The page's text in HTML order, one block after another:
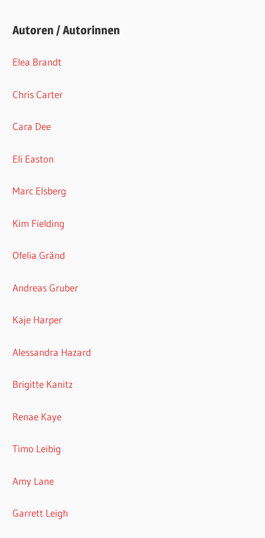
Autoren / Autorinnen
Elea Brandt
Chris Carter
Cara Dee
Eli Easton
Marc Elsberg
Kim Fielding
Ofelia Gränd
Andreas Gruber
Kaje Harper
Alessandra Hazard
Brigitte Kanitz
Renae Kaye
Timo Leibig
Amy Lane
Garrett Leigh